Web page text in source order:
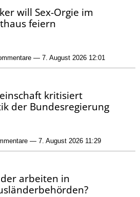
will Sex-Orgie im
feiern
— 7. August 2026 12:01
kritisiert
der Bundesregierung
— 7. August 2026 11:29
arbeiten in